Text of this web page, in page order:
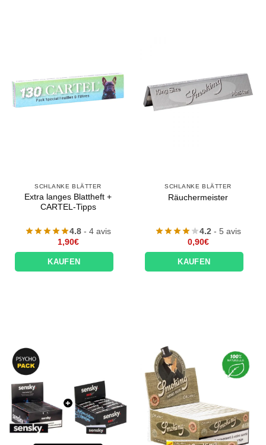
SCHLANKE BLÄTTER
Extra langes Blattheft +
CARTEL-Tipps
4.8 - 4 avis
1,90€
KAUFEN
SCHLANKE BLÄTTER
Räuchermeister
4.2 - 5 avis
0,90€
KAUFEN